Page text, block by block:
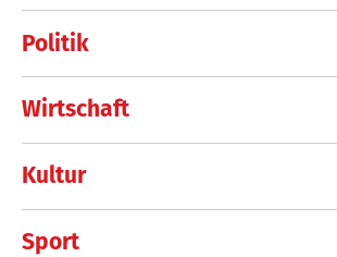
Politik
Wirtschaft
Kultur
Sport